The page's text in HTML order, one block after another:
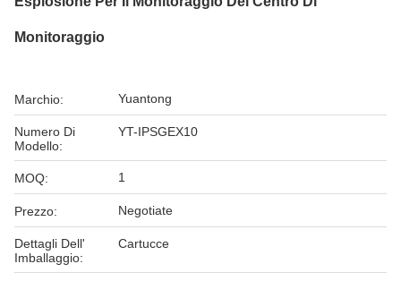
Monitoraggio
Marchio: Yuantong
Numero Di
Modello:
YT-IPSGEX10
MOQ: 1
Prezzo: Negotiate
Dettagli Dell'
Imballaggio:
Cartucce